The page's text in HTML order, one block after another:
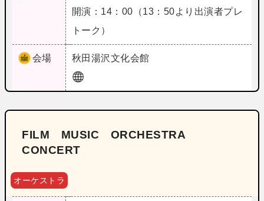
開演：14：00（13：50より出演者プレ
トーク）
会場 秋田 湯沢文化会館
FILM MUSIC ORCHESTRA
CONCERT
オーケストラ